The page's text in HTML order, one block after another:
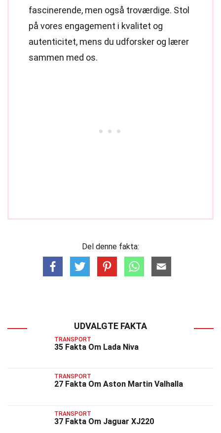
fascinerende, men også troværdige. Stol
på vores engagement i kvalitet og
autenticitet, mens du udforsker og lærer
sammen med os.
Del denne fakta:
UDVALGTE FAKTA
TRANSPORT
35 Fakta Om Lada Niva
TRANSPORT
27 Fakta Om Aston Martin Valhalla
TRANSPORT
37 Fakta Om Jaguar XJ220